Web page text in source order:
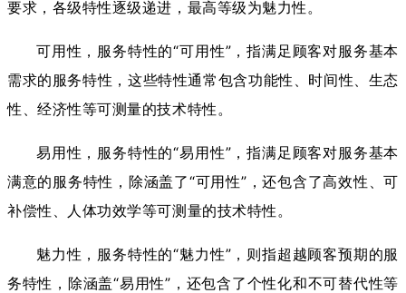
要求，各级特性逐级递进，最高等级为魅力性。
可用性，服务特性的“可用性”，指满足顾客对服务基本
需求的服务特性，这些特性通常包含功能性、时间性、生态
性、经济性等可测量的技术特性。
易用性，服务特性的“易用性”，指满足顾客对服务基本
满意的服务特性，除涵盖了“可用性”，还包含了高效性、可
补偿性、人体功效学等可测量的技术特性。
魅力性，服务特性的“魅力性”，则指超越顾客预期的服
务特性，除涵盖“易用性”，还包含了个性化和不可替代性等